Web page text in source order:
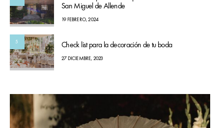
San Miguel de Allende
19 FEBRERO, 2024
5 Check list para la decoración de tu boda
27 DICIEMBRE, 2023